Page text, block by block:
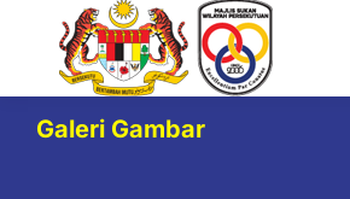
Galeri Gambar